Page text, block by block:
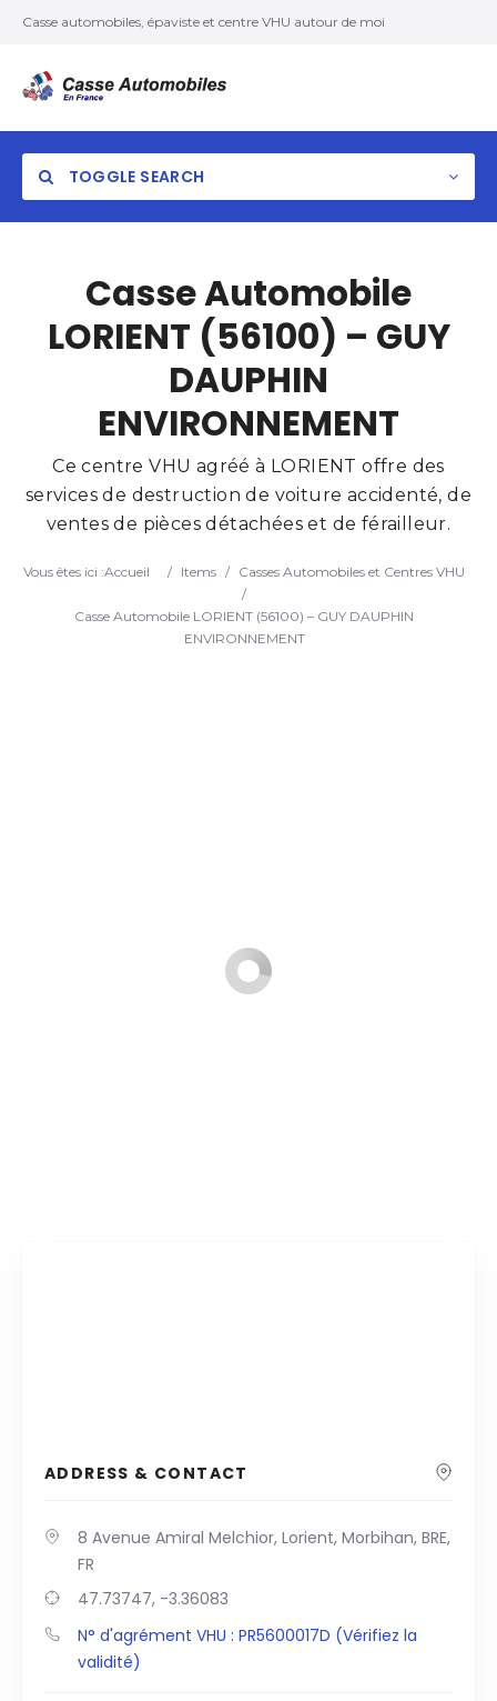
Casse automobiles, épaviste et centre VHU autour de moi
TOGGLE SEARCH
Search
Casse Automobile
LORIENT (56100) – GUY
DAUPHIN
ENVIRONNEMENT
Ce centre VHU agréé à LORIENT offre des
services de destruction de voiture accidenté, de
ventes de pièces détachées et de férailleur.
Vous êtes ici :Accueil / Items / Casses Automobiles et Centres VHU
/
Casse Automobile LORIENT (56100) – GUY DAUPHIN
ENVIRONNEMENT
ADDRESS & CONTACT
8 Avenue Amiral Melchior, Lorient, Morbihan, BRE,
FR
47.73747, -3.36083
N° d'agrément VHU : PR5600017D (Vérifiez la
validité)